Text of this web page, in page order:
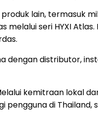
lain,
seri HYXI
distributor,
kemitraan lokal
di Thailand,